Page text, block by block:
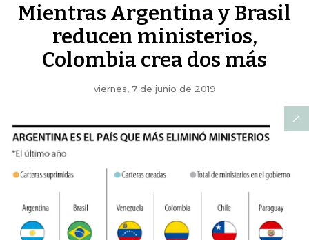
Mientras Argentina y Brasil
reducen ministerios,
Colombia crea dos más
viernes, 7 de junio de 2019